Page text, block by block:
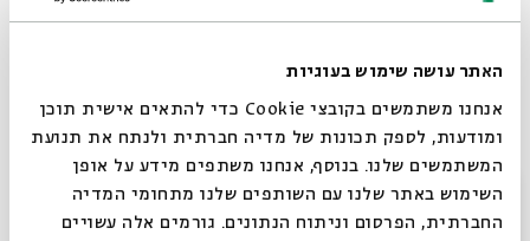
האתר עושה שימוש בעוגיות
אנחנו משתמשים בקובצי Cookie כדי להתאים אישית תוכן
ומודעות, לספק תכונות של מדיה חברתית ולנתח את תנועת
המשתמשים שלנו. בנוסף, אנחנו משתפים מידע על אופן
השימוש באתר שלנו עם השותפים שלנו מתחומי המדיה
החברתית, הפרסום וניתוח הנתונים. גורמים אלה עשויים
16.12
ג' | 20:30
סגור